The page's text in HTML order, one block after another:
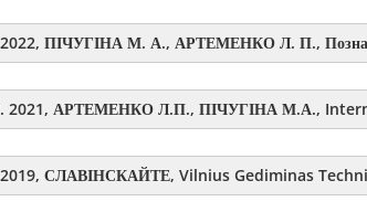
ПІЧУГІНА М. А., АРТЕМЕНКО Л. П.,
2021, АРТЕМЕНКО Л.П., ПІЧУГІНА М.А.,
СЛАВІНСКАЙТЕ, Vilnius Gediminas